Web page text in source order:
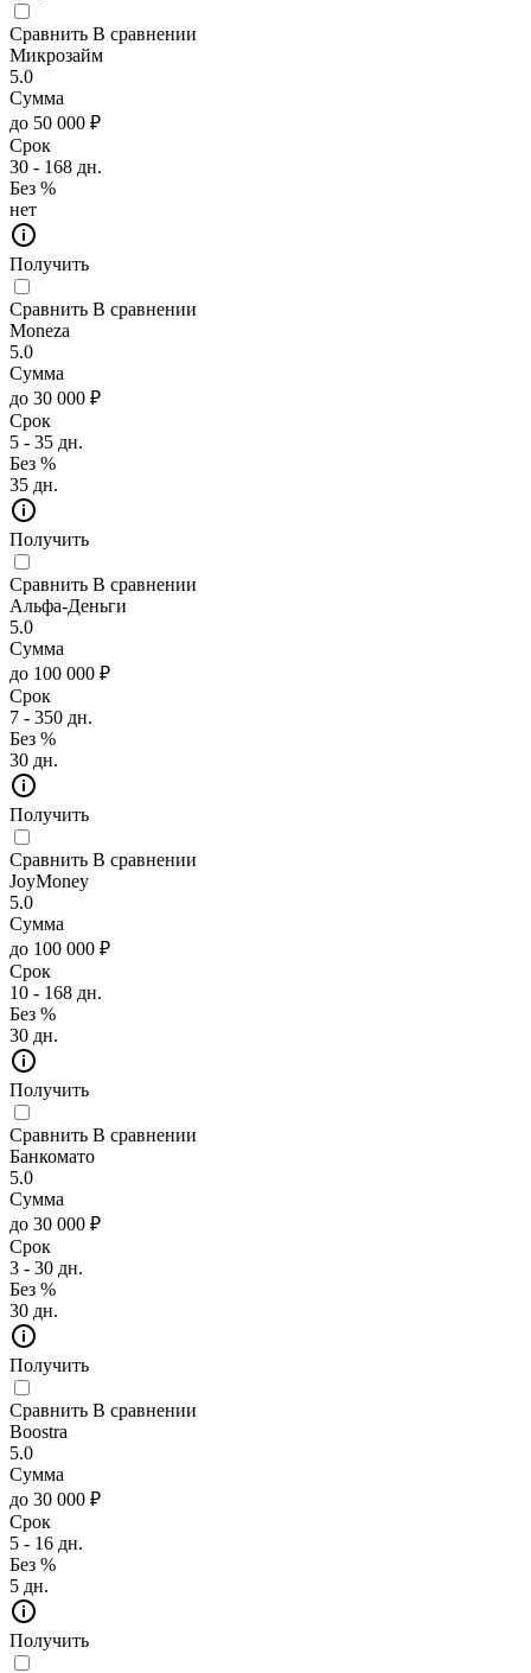
Сравнить В сравнении
Микрозайм
5.0
Сумма
до 50 000 ₽
Срок
30 - 168 дн.
Без %
нет
Получить
Сравнить В сравнении
Moneza
5.0
Сумма
до 30 000 ₽
Срок
5 - 35 дн.
Без %
35 дн.
Получить
Сравнить В сравнении
Альфа-Деньги
5.0
Сумма
до 100 000 ₽
Срок
7 - 350 дн.
Без %
30 дн.
Получить
Сравнить В сравнении
JoyMoney
5.0
Сумма
до 100 000 ₽
Срок
10 - 168 дн.
Без %
30 дн.
Получить
Сравнить В сравнении
Банкомато
5.0
Сумма
до 30 000 ₽
Срок
3 - 30 дн.
Без %
30 дн.
Получить
Сравнить В сравнении
Boostra
5.0
Сумма
до 30 000 ₽
Срок
5 - 16 дн.
Без %
5 дн.
Получить